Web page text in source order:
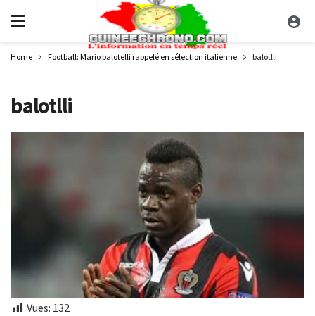
Home Football: Mario balotelli rappelé en sélection italienne balotlli
balotlli
Vues: 132